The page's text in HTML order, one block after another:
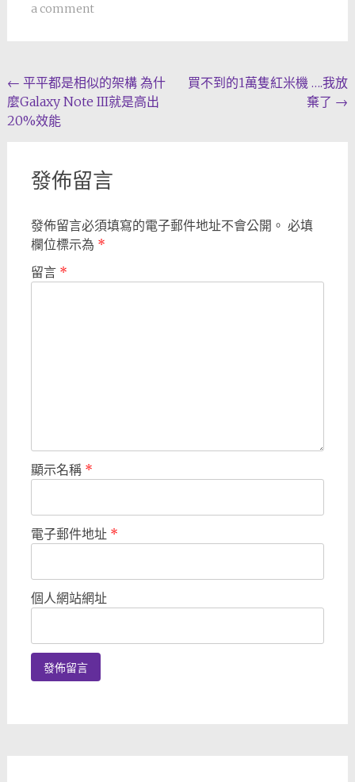
a comment
Post
navigation
← 平平都是相似的架構 為什
麼Galaxy Note III就是高出
20%效能
買不到的1萬隻紅米機 ….我放
棄了 →
發佈留言
發佈留言必須填寫的電子郵件地址不會公開。 必填
欄位標示為 *
留言 *
顯示名稱 *
電子郵件地址 *
個人網站網址